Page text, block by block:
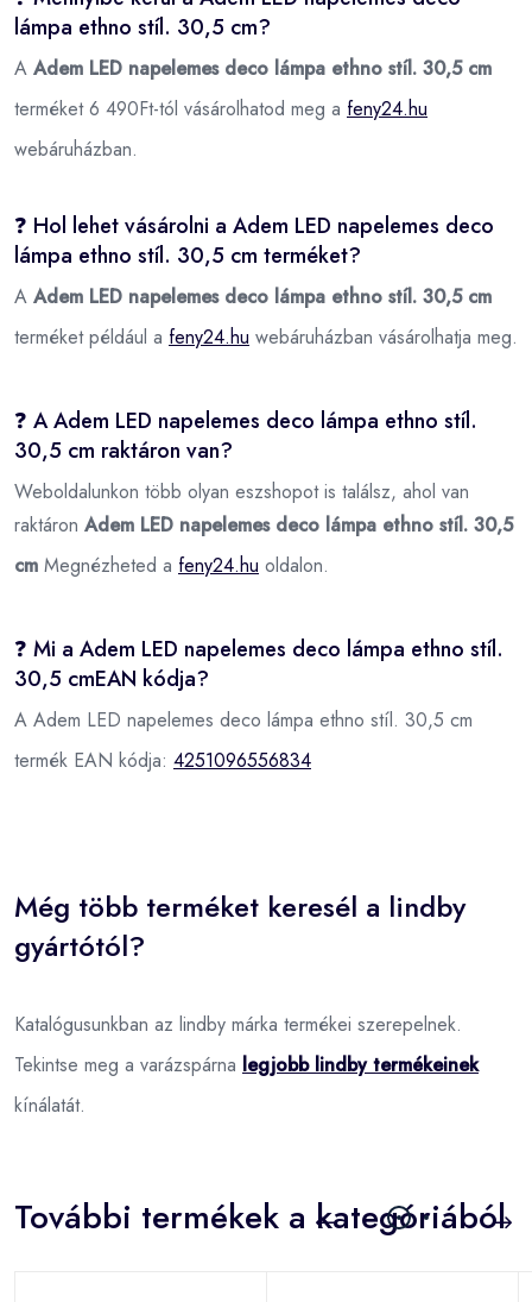
lámpa ethno stíl. 30,5 cm?
A Adem LED napelemes deco lámpa ethno stíl. 30,5 cm
terméket 6 490Ft-tól vásárolhatod meg a feny24.hu
webáruházban.
❓ Hol lehet vásárolni a Adem LED napelemes deco
lámpa ethno stíl. 30,5 cm terméket?
A Adem LED napelemes deco lámpa ethno stíl. 30,5 cm
terméket például a feny24.hu webáruházban vásárolhatja meg.
❓ A Adem LED napelemes deco lámpa ethno stíl.
30,5 cm raktáron van?
Weboldalunkon több olyan eszshopot is találsz, ahol van
raktáron Adem LED napelemes deco lámpa ethno stíl. 30,5
cm Megnézheted a feny24.hu oldalon.
❓ Mi a Adem LED napelemes deco lámpa ethno stíl.
30,5 cmEAN kódja?
A Adem LED napelemes deco lámpa ethno stíl. 30,5 cm
termék EAN kódja: 4251096556834
Még több terméket keresél a lindby
gyártótól?
Katalógusunkban az lindby márka termékei szerepelnek.
Tekintse meg a varázspárna legjobb lindby termékeinek
kínálatát.
További termékek a kategóriából